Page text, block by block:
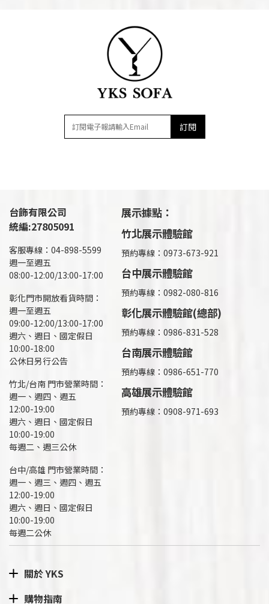
訂閱
台飾有限公司
統編:27805091
客服專線：04-898-5599
週一至週五
08:00-12:00/13:00-17:00
彰化門市開放看貨時間：
週一至週五
09:00-12:00/13:00-17:00
週六、週日、國定假日
10:00-18:00
公休日另行公告
竹北/台南 門市營業時間：
週一、週四、週五
12:00-19:00
週六、週日、國定假日
10:00-19:00
每週二、週三公休
台中/高雄 門市營業時間：
週一、週三、週四、週五
12:00-19:00
週六、週日、國定假日
10:00-19:00
每週二公休
展示據點：
竹北展示體驗館
預約專線：0973-673-921
台中展示體驗館
預約專線：0982-080-816
彰化展示體驗館(總部)
預約專線： 0986-831-528
台南展示體驗館
預約專線：0986-651-770
高雄展示體驗館
預約專線： 0908-971-693
關於 YKS
購物指南